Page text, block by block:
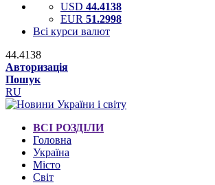
USD 44.4138
EUR 51.2998
Всі курси валют
44.4138
Авторизація
Пошук
RU
ВСІ РОЗДІЛИ
Головна
Україна
Місто
Світ